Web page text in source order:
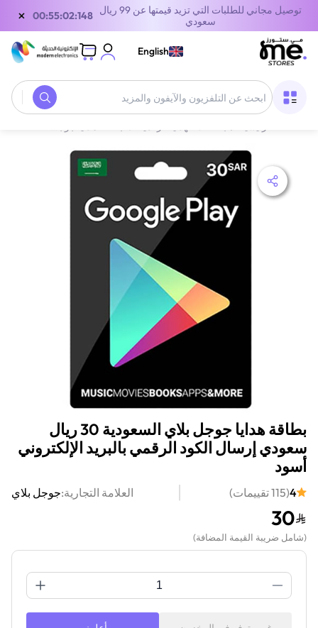
توصيل مجاني للطلبات التي تزيد قيمتها عن 99 ريال
سعودي
00:55:02:148
×
English
بطاقة هدايا جوجل بلاي السعودية 30 ريال
سعودي إرسال الكود الرقمي بالبريد الإلكتروني
أسود
4
(
115تقييمات) العلامة التجارية:جوجل بلاي
30
(شامل ضريبة القيمة المضافة)